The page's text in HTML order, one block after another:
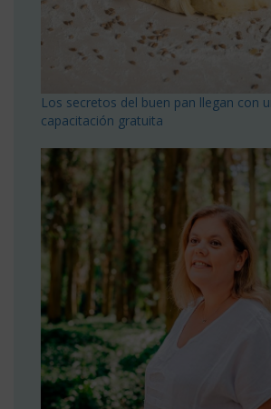
Los secretos del buen pan llegan con
capacitación gratuita